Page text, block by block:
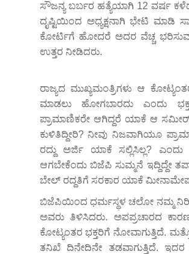
ಸೌಜನ್ಯ ಬರ್ಬರ ಹತ್ಯೆಯಾಗಿ 12 ವರ್ಷ
ದೃಷ್ಟಿಯಿಂದ ಅಧ್ಯಕ್ಷನಾಗಿ ಭೇಟಿ ಮಾಡಿ
ಕೋರ್ಟಿಗೆ ಹೋದರೆ ಅದರ ವೆಚ್ಚ ಭರಿಸುವ
ಉತ್ತರ ನೀಡಿದರು.
ರಾಜ್ಯದ ಮುಖ್ಯಮಂತ್ರಿಗಳು ಆ
ಮಾಡಲು ಹೋಗಬಾರದು ಎಂದು
ಪ್ರಾಮಾಣಿಕರೇ ಆಗಿದ್ದರೆ ಯಾಕೆ ಆ
ಕುಳಿತಿದ್ದೀರಿ? ನೀವು ನಿಜವಾಗಿಯೂ
ರದ್ದು ಅರ್ಜಿ ಯಾಕೆ ಸಲ್ಲಿಸಿಲ್ಲ?
ಆಗಬೇಕೆಂದು ಬಿಜೆಪಿ ಸುಮ್ಮನೆ ಇದ್ದಿದ್ದೇ
ಬೇಲ್ ರದ್ದತಿಗೆ ಸರಕಾರ ಯಾಕೆ
ಬಿಜೆಪಿಯಿಂದ ಧರ್ಮಸ್ಥಳ ಚಲೋ ನಮ್ಮ
ಅವರು ತಿಳಿಸಿದರು. ಅಪಪ್ರಚಾರದ
ಕೋಟ್ಯಂತರ ಭಕ್ತರಿಗೆ ನೋವಾಗುತ್ತಿದೆ.
ತನಿಖೆ ದಿನೇದಿನೇ ತಡವಾಗುತ್ತಿದೆ. ಇದರ